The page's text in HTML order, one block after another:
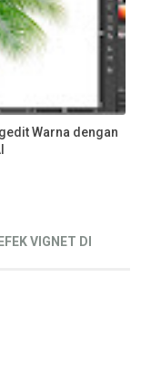
Warna dengan
VIGNET DI